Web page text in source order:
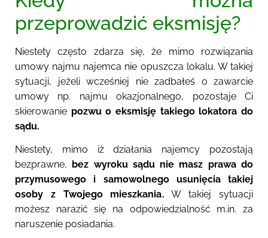
przeprowadzić eksmisję?
Niestety często zdarza się, że mimo rozwiązania
umowy najmu najemca nie opuszcza lokalu. W takiej
sytuacji, jeżeli wcześniej nie zadbałeś o zawarcie
umowy np. najmu okazjonalnego, pozostaje Ci
skierowanie pozwuo eksmisję takiego lokatora do
sądu.
Niestety, mimo iż działania najemcy pozostają
bezprawne, bez wyroku sądu nie masz prawa do
przymusowego i samowolnego usunięcia takiej
osoby z Twojego mieszkania. W takiej sytuacji
możesz narazić się na odpowiedzialność m.in. za
naruszenie posiadania.